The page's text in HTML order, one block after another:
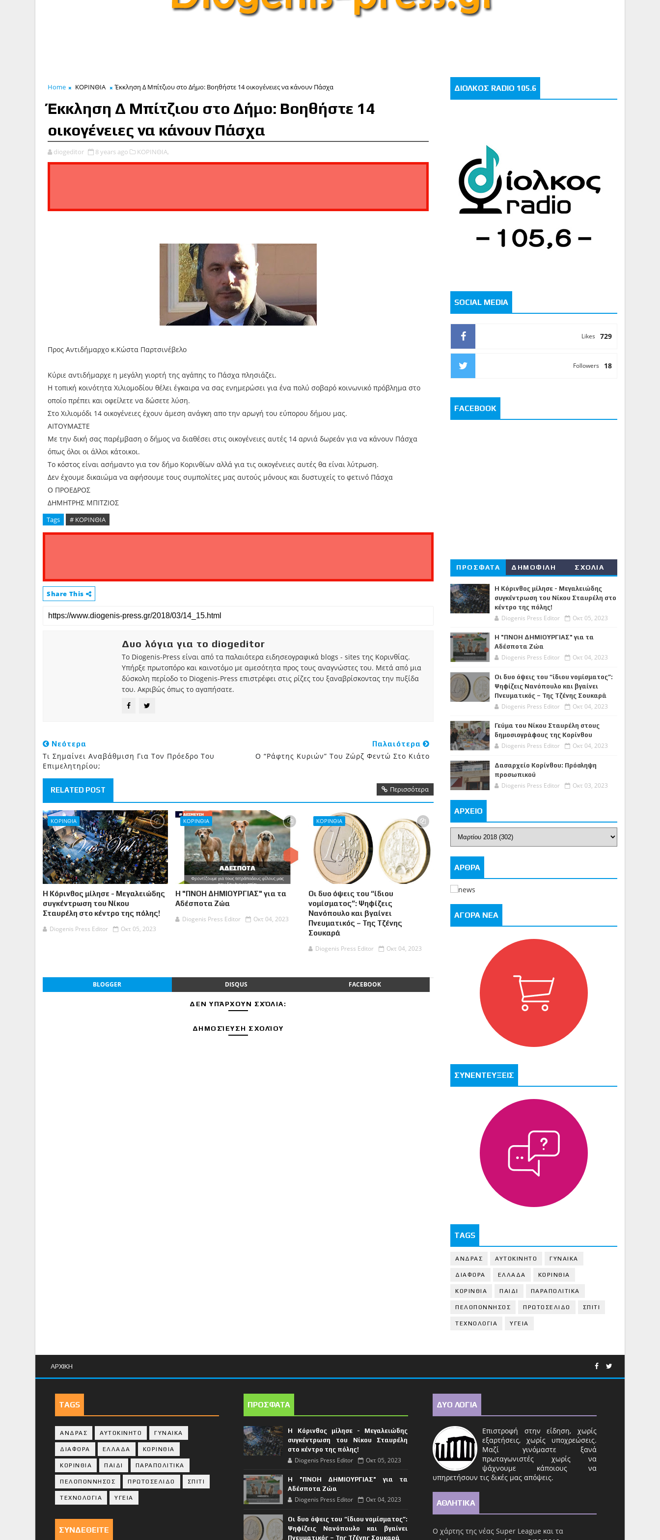
Home ΚΟΡΙΝΘΙΑ Έκκληση Δ Μπίτζιου στο Δήμο: Βοηθήστε 14 οικογένειες να κάνουν Πάσχα
Έκκληση Δ Μπίτζιου στο Δήμο: Βοηθήστε 14
οικογένειες να κάνουν Πάσχα
diogeditor 8 years ago ΚΟΡΙΝΘΙΑ,
Προς Αντιδήμαρχο κ.Κώστα Παρτσινέβελο
Κύριε αντιδήμαρχε η μεγάλη γιορτή της αγάπης το Πάσχα πλησιάζει.
Η τοπική κοινότητα Χιλιομοδίου θέλει έγκαιρα να σας ενημερώσει για ένα πολύ σοβαρό κοινωνικό πρόβλημα στο
οποίο πρέπει και οφείλετε να δώσετε λύση.
Στο Χιλιομόδι 14 οικογένειες έχουν άμεση ανάγκη απο την αρωγή του εύπορου δήμου μας.
ΑΙΤΟΥΜΑΣΤΕ
Με την δική σας παρέμβαση ο δήμος να διαθέσει στις οικογένειες αυτές 14 αρνιά δωρεάν για να κάνουν Πάσχα
όπως όλοι οι άλλοι κάτοικοι.
Το κόστος είναι ασήμαντο για τον δήμο Κορινθίων αλλά για τις οικογένειες αυτές θα είναι λύτρωση.
Δεν έχουμε δικαιώμα να αφήσουμε τους συμπολίτες μας αυτούς μόνους και δυστυχείς το φετινό Πάσχα
Ο ΠΡΟΕΔΡΟΣ
ΔΗΜΗΤΡΗΣ ΜΠΙΤΖΙΟΣ
Tags # ΚΟΡΙΝΘΙΑ
Share This
Δυο λόγια για το diogeditor
Το Diogenis-Press είναι από τα παλαιότερα ειδησεογραφικά blogs - sites της Κορινθίας.
Υπήρξε πρωτοπόρο και καινοτόμο με αμεσότητα προς τους αναγνώστες του. Μετά από μια
δύσκολη περίοδο το Diogenis-Press επιστρέφει στις ρίζες του ξαναβρίσκοντας την πυξίδα
του. Ακριβώς όπως το αγαπήσατε.
Νεότερα
Τι Σημαίνει Αναβάθμιση Για Τον Πρόεδρο Του
Επιμελητηρίου;
Παλαιότερα
Ο “Ράφτης Κυριών” Του Ζώρζ Φεντώ Στο Κιάτο
RELATED POST Περισσότερα
ΚΟΡΙΝΘΙΑ
Η Κόρινθος μίλησε - Μεγαλειώδης
συγκέντρωση του Νίκου
Σταυρέλη στο κέντρο της πόλης!
Diogenis Press Editor
Οκτ 05, 2023
ΚΟΡΙΝΘΙΑ
Η "ΠΝΟΗ ΔΗΜΙΟΥΡΓΙΑΣ" για τα
Αδέσποτα Ζώα
Diogenis Press Editor
Οκτ 04, 2023
ΚΟΡΙΝΘΙΑ
Οι δυο όψεις του “ίδιου
νομίσματος”: Ψηφίζεις
Νανόπουλο και βγαίνει
Πνευματικός – Της Τζένης
Σουκαρά
Diogenis Press Editor
Οκτ 04, 2023
BLOGGER DISQUS FACEBOOK
ΔΕΝ ΥΠΆΡΧΟΥΝ ΣΧΌΛΙΑ:
ΔΗΜΟΣΊΕΥΣΗ ΣΧΟΛΊΟΥ
ΔΙΟΛΚΟΣ RADIO 105.6
SOCIAL MEDIA
729
Likes
18
Followers
FACEBOOK
ΠΡΟΣΦΑΤΑ ΔΗΜΟΦΙΛΗ ΣΧΟΛΙΑ
Η Κόρινθος μίλησε - Μεγαλειώδης
συγκέντρωση του Νίκου Σταυρέλη στο
κέντρο της πόλης!
Diogenis Press Editor Οκτ 05, 2023
Η "ΠΝΟΗ ΔΗΜΙΟΥΡΓΙΑΣ" για τα
Αδέσποτα Ζώα
Diogenis Press Editor Οκτ 04, 2023
Οι δυο όψεις του “ίδιου νομίσματος”:
Ψηφίζεις Νανόπουλο και βγαίνει
Πνευματικός – Της Τζένης Σουκαρά
Diogenis Press Editor Οκτ 04, 2023
Γεύμα του Νίκου Σταυρέλη στους
δημοσιογράφους της Κορίνθου
Diogenis Press Editor Οκτ 04, 2023
Δασαρχείο Κορίνθου: Πρόσληψη
προσωπικού
Diogenis Press Editor Οκτ 03, 2023
ΑΡΧΕΙΟ
ΑΡΘΡΑ
ΑΓΟΡΑ ΝΕΑ
ΣΥΝΕΝΤΕΥΞΕΙΣ
TAGS
ΑΝΔΡΑΣ ΑΥΤΟΚΙΝΗΤΟ ΓΥΝΑΙΚΑ
ΔΙΑΦΟΡΑ ΕΛΛΑΔΑ ΚΟΡΙΝΘΙΑ
ΚΟΡΙΝΘΙA ΠΑΙΔΙ ΠΑΡΑΠΟΛΙΤΙΚΑ
ΠΕΛΟΠΟΝΝΗΣΟΣ ΠΡΩΤΟΣΕΛΙΔΟ ΣΠΙΤΙ
ΤΕΧΝΟΛΟΓΙΑ ΥΓΕΙΑ
ΑΡΧΙΚΗ
TAGS
ΑΝΔΡΑΣ ΑΥΤΟΚΙΝΗΤΟ ΓΥΝΑΙΚΑ
ΔΙΑΦΟΡΑ ΕΛΛΑΔΑ ΚΟΡΙΝΘΙΑ
ΚΟΡΙΝΘΙA ΠΑΙΔΙ ΠΑΡΑΠΟΛΙΤΙΚΑ
ΠΕΛΟΠΟΝΝΗΣΟΣ ΠΡΩΤΟΣΕΛΙΔΟ ΣΠΙΤΙ
ΤΕΧΝΟΛΟΓΙΑ ΥΓΕΙΑ
ΣΥΝΔΕΘΕΙΤΕ
ΠΡΟΣΦΑΤΑ
Η Κόρινθος μίλησε - Μεγαλειώδης
συγκέντρωση του Νίκου Σταυρέλη
στο κέντρο της πόλης!
Diogenis Press Editor Οκτ 05, 2023
Η "ΠΝΟΗ ΔΗΜΙΟΥΡΓΙΑΣ" για τα
Αδέσποτα Ζώα
Diogenis Press Editor Οκτ 04, 2023
Οι δυο όψεις του “ίδιου νομίσματος”:
Ψηφίζεις Νανόπουλο και βγαίνει
Πνευματικός – Της Τζένης Σουκαρά
ΔΥΟ ΛΟΓΙΑ
Επιστροφή στην είδηση, χωρίς
εξαρτήσεις, χωρίς υποχρεώσεις.
Μαζί γινόμαστε ξανά
πρωταγωνιστές χωρίς να
ψάχνουμε κάποιους να
υπηρετήσουν τις δικές μας απόψεις.
ΑΘΛΗΤΙΚΑ
Ο χάρτης της νέας Super League και τα